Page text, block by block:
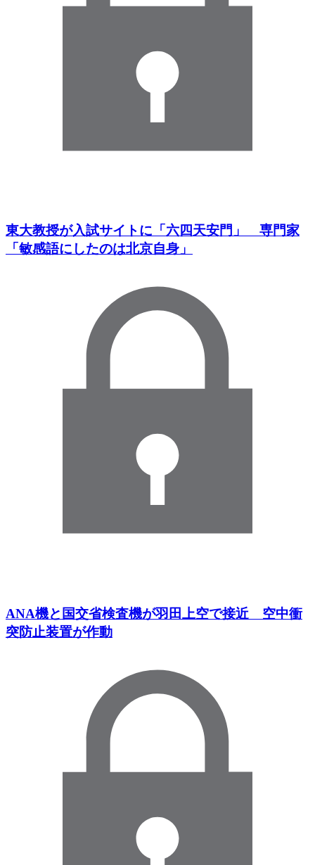
東大教授が入試サイトに「六四天安門」 専門家
「敏感語にしたのは北京自身」
ANA機と国交省検査機が羽田上空で接近 空中衝
突防止装置が作動